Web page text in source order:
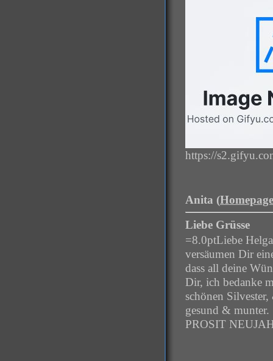
https://
Anita (Homepage
Liebe Grüsse
=8.0ptLiebe
versäumen Dir
dass all deine
Dir, ich bedanke
schönen
gesund & munter.
PROSIT